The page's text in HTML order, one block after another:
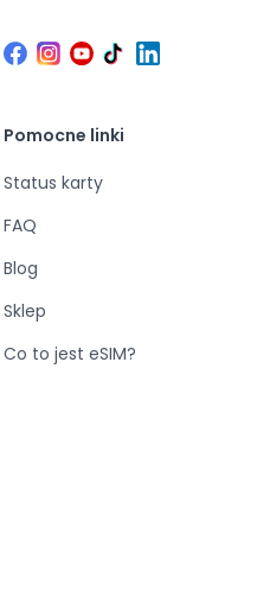
Pomocne linki
Status karty
FAQ
Blog
Sklep
Co to jest eSIM?